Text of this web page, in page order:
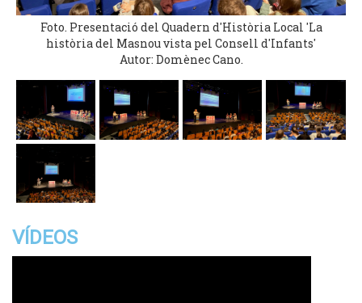
Foto. Presentació del Quadern d'Història Local 'La
història del Masnou vista pel Consell d'Infants'
Autor: Domènec Cano.
VÍDEOS